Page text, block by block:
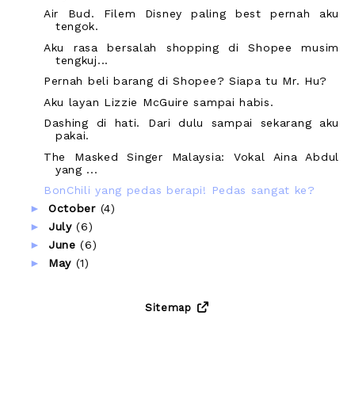
Air Bud. Filem Disney paling best pernah aku
tengok.
Aku rasa bersalah shopping di Shopee musim
tengkuj...
Pernah beli barang di Shopee? Siapa tu Mr. Hu?
Aku layan Lizzie McGuire sampai habis.
Dashing di hati. Dari dulu sampai sekarang aku
pakai.
The Masked Singer Malaysia: Vokal Aina Abdul
yang ...
BonChili yang pedas berapi! Pedas sangat ke?
► October (4)
► July(6)
► June(6)
► May (1)
Sitemap